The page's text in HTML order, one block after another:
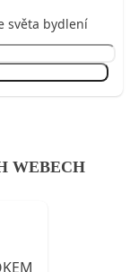
světa bydlení
WEBECH